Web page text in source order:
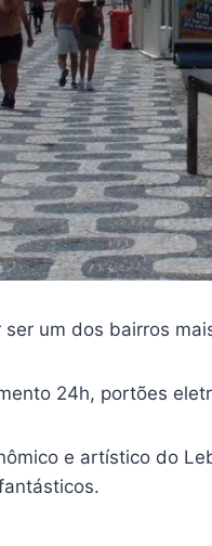
um dos bairros
24h, portões
e artístico do